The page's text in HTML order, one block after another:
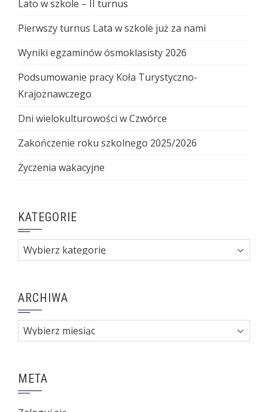
Lato w szkole – II turnus
Pierwszy turnus Lata w szkole już za nami
Wyniki egzaminów ósmoklasisty 2026
Podsumowanie pracy Koła Turystyczno-
Krajoznawczego
Dni wielokulturowości w Czwórce
Zakończenie roku szkolnego 2025/2026
Życzenia wakacyjne
KATEGORIE
Kategorie
ARCHIWA
Archiwa
META